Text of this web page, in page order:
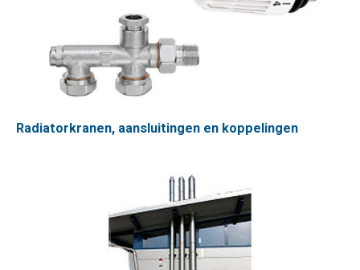
Radiatorkranen, aansluitingen en koppelingen